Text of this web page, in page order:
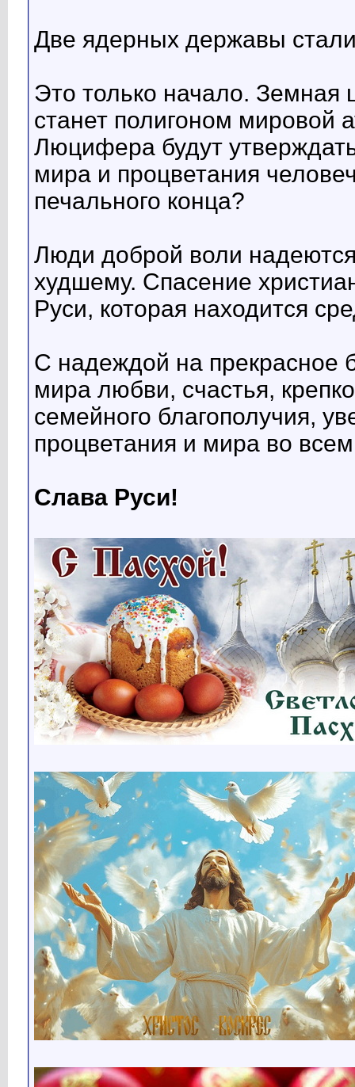
Две ядерных державы
Это только начало.
станет полигоном мировой
Люцифера будут
мира и процветания
печального конца?
Люди доброй воли
худшему. Спасение
Руси, которая находится
С надеждой на
мира любви, счастья,
семейного благополучия,
процветания и мира во
Слава Руси!